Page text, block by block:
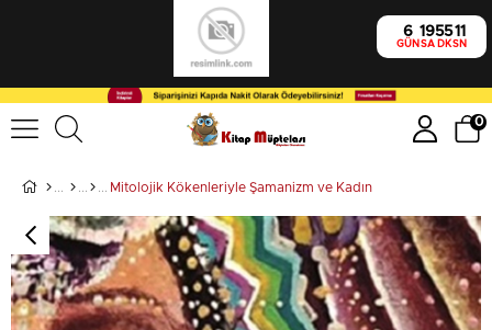
6
GÜN
19
SA
55
DK
10
SN
0
Mitolojik Kökenleriyle Şamanizm ve Kadın